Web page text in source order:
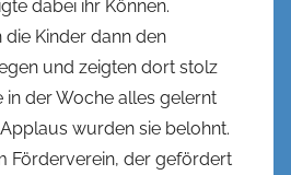
dabei ihr Können.
Kinder dann den
und zeigten dort stolz
in der Woche alles gelernt
wurden sie belohnt.
Förderverein, der gefördert